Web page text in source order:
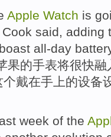
Apple Watch is
Cook said, adding
boast all-day
果的手表将很快融
个戴在手上的设备
week of the